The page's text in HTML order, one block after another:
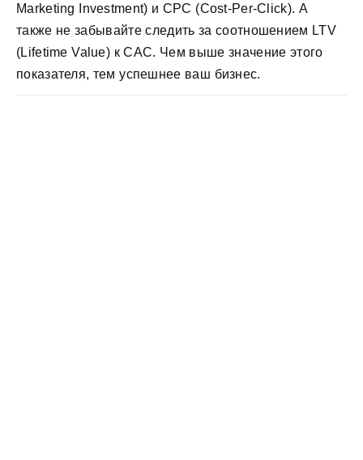
Marketing Investment) и CPC (Cost-Per-Click). А
также не забывайте следить за соотношением LTV
(Lifetime Value) к САС. Чем выше значение этого
показателя, тем успешнее ваш бизнес.